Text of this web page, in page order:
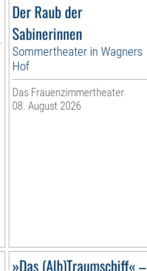
Der Raub der
Sabinerinnen
Sommertheater in Wagners
Hof
Das Frauenzimmertheater
08. August 2026
»Das (Alb)Traumschiff« –